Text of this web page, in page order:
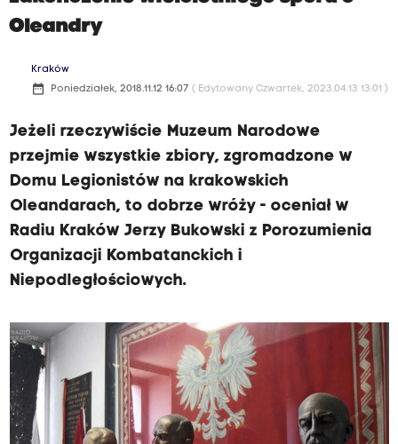
Oleandry
Kraków
date_range Poniedziałek, 2018.11.12 16:07 ( Edytowany Czwartek, 2023.04.13 13:01 )
Jeżeli rzeczywiście Muzeum Narodowe
przejmie wszystkie zbiory, zgromadzone w
Domu Legionistów na krakowskich
Oleandarach, to dobrze wróży - oceniał w
Radiu Kraków Jerzy Bukowski z Porozumienia
Organizacji Kombatanckich i
Niepodległościowych.